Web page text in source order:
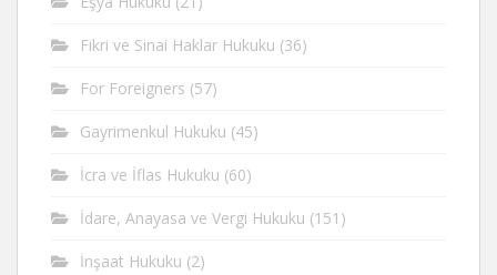
Fikri ve Sinai Haklar Hukuku (36)
For Foreigners (57)
Gayrimenkul Hukuku (45)
İcra ve İflas Hukuku (60)
İdare, Anayasa ve Vergi Hukuku (151)
İnşaat Hukuku (2)